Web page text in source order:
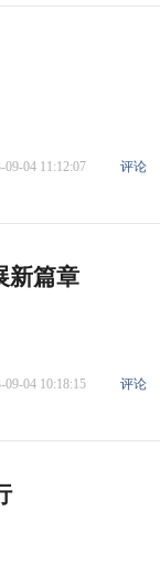
09-04 11:12:07 评论
新篇章
09-04 10:18:15 评论